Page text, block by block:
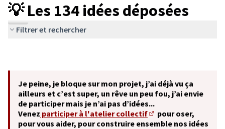
💡 Les 134 idées déposées
Filtrer et rechercher
Je peine, je bloque sur mon projet, j’ai déjà vu ça
ailleurs et c’est super, un rêve un peu fou, j’ai envie
de participer mais je n’ai pas d’idées...
Venez participer à l'atelier collectif
(S'ouvre dans un
pour oser,
pour vous aider, pour construire ensemble nos idées